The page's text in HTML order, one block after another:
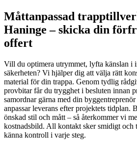
Måttanpassad
Haninge – skicka din
offert
Vill du optimera utrymmet, lyfta känslan i
säkerheten? Vi hjälper dig att välja rätt
material för din trappa. Genom tydlig
provbitar får du trygghet i besluten innan
samordnar gärna med din
anpassar leverans efter projektets tidplan.
önskad stil och mått – så återkommer vi
kostnadsbild. All kontakt sker smidigt och
känna kontroll i varje steg.